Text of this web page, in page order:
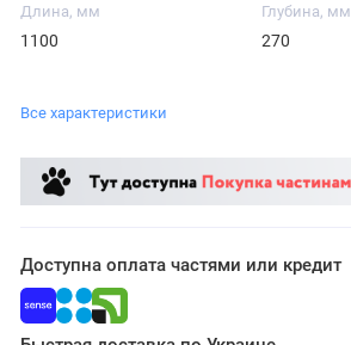
Длина, мм
1100
Глубина, мм
270
Все характеристики
Доступна оплата частями или кредит